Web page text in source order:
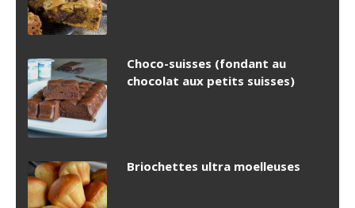
Choco-suisses (fondant au
chocolat aux petits suisses)
Briochettes ultra moelleuses